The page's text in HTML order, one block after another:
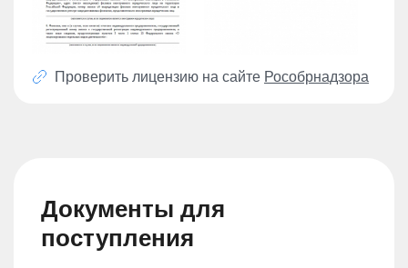
Проверить лицензию на сайте Рособрнадзора
Документы для
поступления